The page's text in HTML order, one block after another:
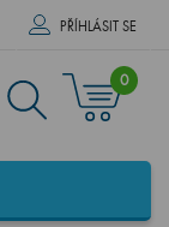
PŘÍHLÁSIT SE
0